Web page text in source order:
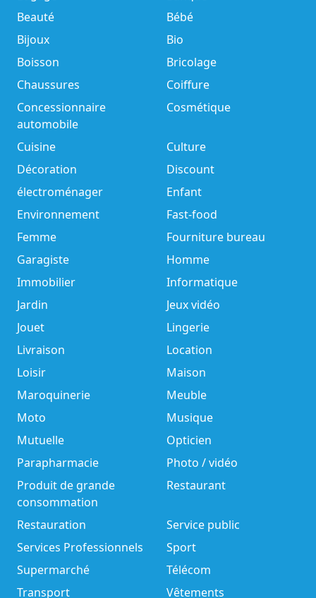
Beauté
Bébé
Bijoux
Bio
Boisson
Bricolage
Chaussures
Coiffure
Concessionnaire
automobile
Cosmétique
Cuisine
Culture
Décoration
Discount
électroménager
Enfant
Environnement
Fast-food
Femme
Fourniture bureau
Garagiste
Homme
Immobilier
Informatique
Jardin
Jeux vidéo
Jouet
Lingerie
Livraison
Location
Loisir
Maison
Maroquinerie
Meuble
Moto
Musique
Mutuelle
Opticien
Parapharmacie
Photo / vidéo
Produit de grande
consommation
Restaurant
Restauration
Service public
Services Professionnels
Sport
Supermarché
Télécom
Transport
Vêtements